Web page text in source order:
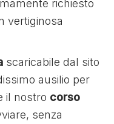
richiesto
vertiginosa
scaricabile dal sito
ausilio per
il nostro corso
senza